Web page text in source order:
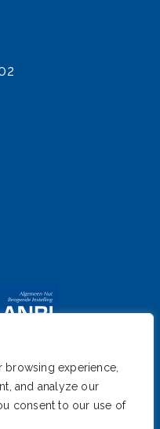
experience,
and analyze our
consent to our use of